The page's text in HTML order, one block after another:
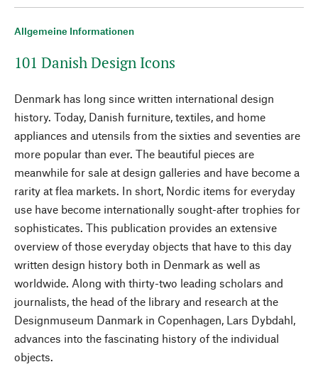
Allgemeine Informationen
101 Danish Design Icons
Denmark has long since written international design
history. Today, Danish furniture, textiles, and home
appliances and utensils from the sixties and seventies are
more popular than ever. The beautiful pieces are
meanwhile for sale at design galleries and have become a
rarity at flea markets. In short, Nordic items for everyday
use have become internationally sought-after trophies for
sophisticates. This publication provides an extensive
overview of those everyday objects that have to this day
written design history both in Denmark as well as
worldwide. Along with thirty-two leading scholars and
journalists, the head of the library and research at the
Designmuseum Danmark in Copenhagen, Lars Dybdahl,
advances into the fascinating history of the individual
objects.